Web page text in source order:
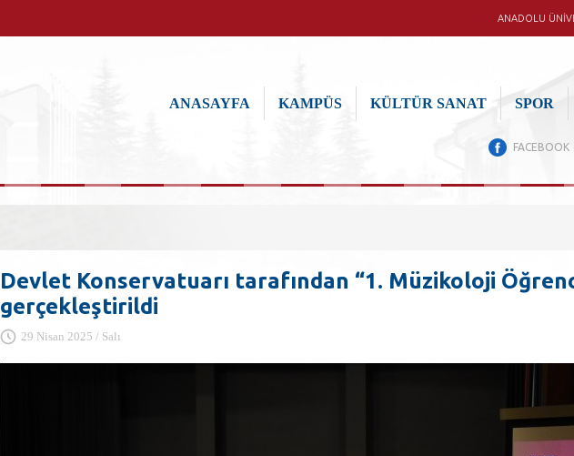
ANADOLU
ANASAYFA KAMPÜS KÜLTÜR SANAT SPOR
FACEBOOK
Devlet Konservatuarı tarafından “1. Müzikoloji
gerçekleştirildi
29 Nisan 2025 / Salı